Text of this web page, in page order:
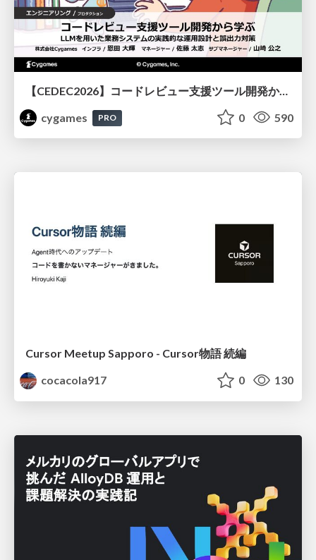
【CEDEC2026】コードレビュー支援ツール開発から学ぶ：LLMを用いた業務システムの実践的な運用設計と誤出力対策
cygames
PRO 0 590
Cursor Meetup Sapporo - Cursor物語 続編
cocacola917
0 130